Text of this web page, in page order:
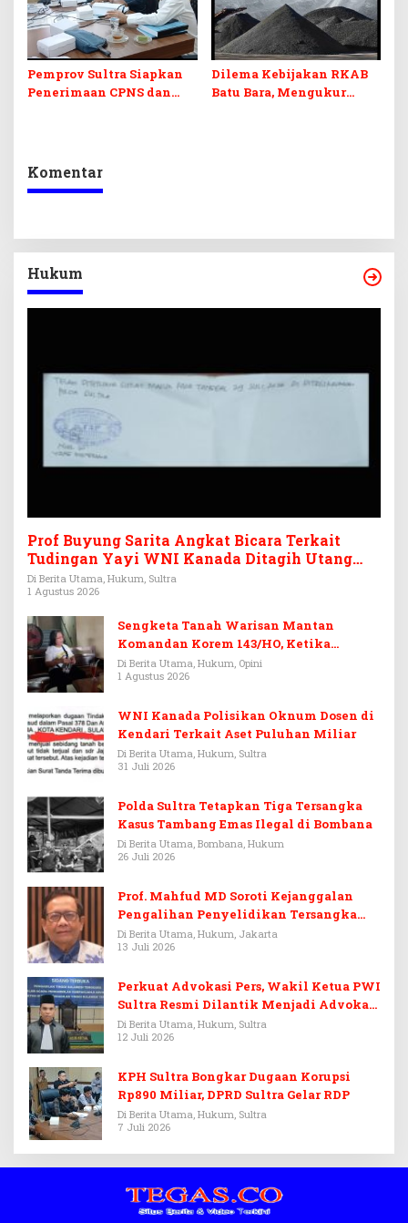
Pemprov Sultra Siapkan
Penerimaan CPNS dan
Dilema Kebijakan RKAB
Batu Bara, Mengukur
Komentar
Hukum
Prof Buyung Sarita Angkat Bicara Terkait
Tudingan Yayi WNI Kanada Ditagih Utang
Rp3,6 Miliar
Di Berita Utama, Hukum, Sultra
1 Agustus 2026
Sengketa Tanah Warisan Mantan
Komandan Korem 143/HO, Ketika
Warisan Menjadi Arena Pemerasan
Di Berita Utama, Hukum, Opini
1 Agustus 2026
WNI Kanada Polisikan Oknum Dosen di
Kendari Terkait Aset Puluhan Miliar
Di Berita Utama, Hukum, Sultra
31 Juli 2026
Polda Sultra Tetapkan Tiga Tersangka
Kasus Tambang Emas Ilegal di Bombana
Di Berita Utama, Bombana, Hukum
26 Juli 2026
Prof. Mahfud MD Soroti Kejanggalan
Pengalihan Penyelidikan Tersangka
Febrie Adriansyah
Di Berita Utama, Hukum, Jakarta
13 Juli 2026
Perkuat Advokasi Pers, Wakil Ketua PWI
Sultra Resmi Dilantik Menjadi Advokat
PERADI
Di Berita Utama, Hukum, Sultra
12 Juli 2026
KPH Sultra Bongkar Dugaan Korupsi
Rp890 Miliar, DPRD Sultra Gelar RDP
Di Berita Utama, Hukum, Sultra
7 Juli 2026